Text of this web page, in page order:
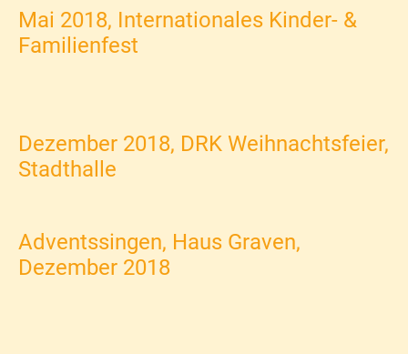
Mai 2018, Internationales Kinder- &
Familienfest
Dezember 2018, DRK Weihnachtsfeier,
Stadthalle
Adventssingen, Haus Graven,
Dezember 2018